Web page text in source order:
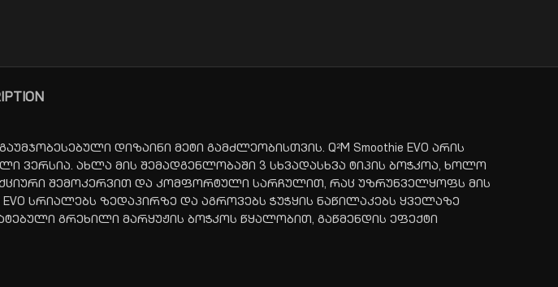
დიზაინი მეტი გამძლეობისთვის. Q²M Smoothie EVO არის
ვერსია. ახლა მის შემადგენლობაში 3 სხვადასხვა ტიპის ბოჭკოა, ხოლო
შემოკერვით და კომფორტული სარჩულით, რაც უზრუნველყოფს მის
სრიალებს ზედაპირზე და აგროვებს ჭუჭყის ნაწილაკებს ყველაზე
გრეხილი მარყუჟის ბოჭკოს წყალობით, გაწმენდის ეფექტი